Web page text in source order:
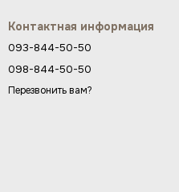
Контактная информация
093-844-50-50
098-844-50-50
Перезвонить вам?